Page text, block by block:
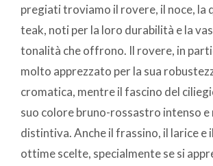
pregiati troviamo il rovere, il noce, la
teak, noti per la loro durabilità e la
tonalità che offrono. Il rovere, in
molto apprezzato per la sua
cromatica, mentre il fascino del
suo colore bruno-rossastro intenso e
distintiva. Anche il frassino, il larice e
ottime scelte, specialmente se si